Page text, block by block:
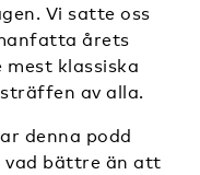
Vi satte oss
årets
mest klassiska
av alla.
denna podd
bättre än att